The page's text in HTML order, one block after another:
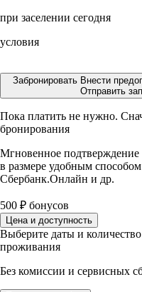
при заселении сегодня
условия
Забронировать Внести
Отправить
Пока платить не нужно.
бронирования
Мгновенное подтверждение
в размере удобным
Сбербанк.Онлайн и др.
500 ₽ бонусов
Цена и доступность
Выберите даты и количество
проживания
Без комиссии и сервисных